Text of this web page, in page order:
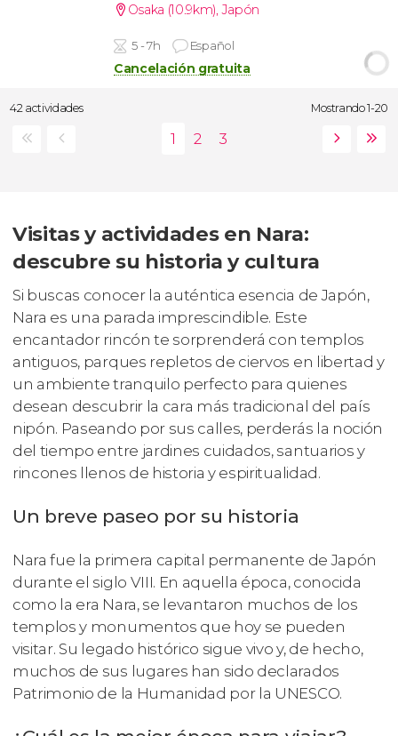
Osaka (10.9km),Japón
5 - 7h Español
Cancelación gratuita
42 actividades Mostrando 1-20
Visitas y actividades en Nara:
descubre su historia y cultura
Si buscas conocer la auténtica esencia de Japón,
Nara es una parada imprescindible. Este
encantador rincón te sorprenderá con templos
antiguos, parques repletos de ciervos en libertad y
un ambiente tranquilo perfecto para quienes
desean descubrir la cara más tradicional del país
nipón. Paseando por sus calles, perderás la noción
del tiempo entre jardines cuidados, santuarios y
rincones llenos de historia y espiritualidad.
Un breve paseo por su historia
Nara fue la primera capital permanente de Japón
durante el siglo VIII. En aquella época, conocida
como la era Nara, se levantaron muchos de los
templos y monumentos que hoy se pueden
visitar. Su legado histórico sigue vivo y, de hecho,
muchos de sus lugares han sido declarados
Patrimonio de la Humanidad por la UNESCO.